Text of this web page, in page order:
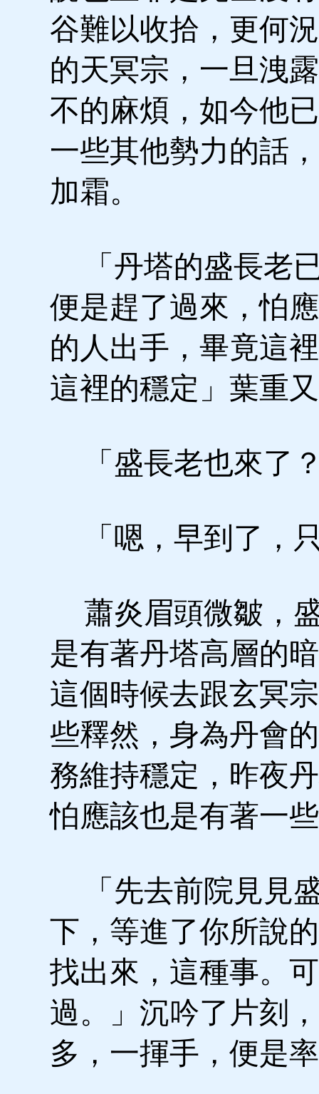
谷難以收拾，更何
的天冥宗，一旦洩
不的麻煩，如今他
一些其他勢力的話
加霜。
「丹塔的盛長老
便是趕了過來，怕
的人出手，畢竟這
這裡的穩定」葉重
「盛長老也來了
「嗯，早到了，
蕭炎眉頭微皺，
是有著丹塔高層的
這個時候去跟玄冥
些釋然，身為丹會
務維持穩定，昨夜
怕應該也是有著一
「先去前院見見
下，等進了你所說
找出來，這種事。
過。」沉吟了片刻
多，一揮手，便是